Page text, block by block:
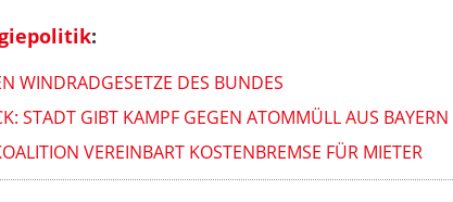
:
WINDRADGESETZE DES BUNDES
STADT GIBT KAMPF GEGEN ATOMMÜLL AUS
VEREINBART KOSTENBREMSE FÜR MIETER